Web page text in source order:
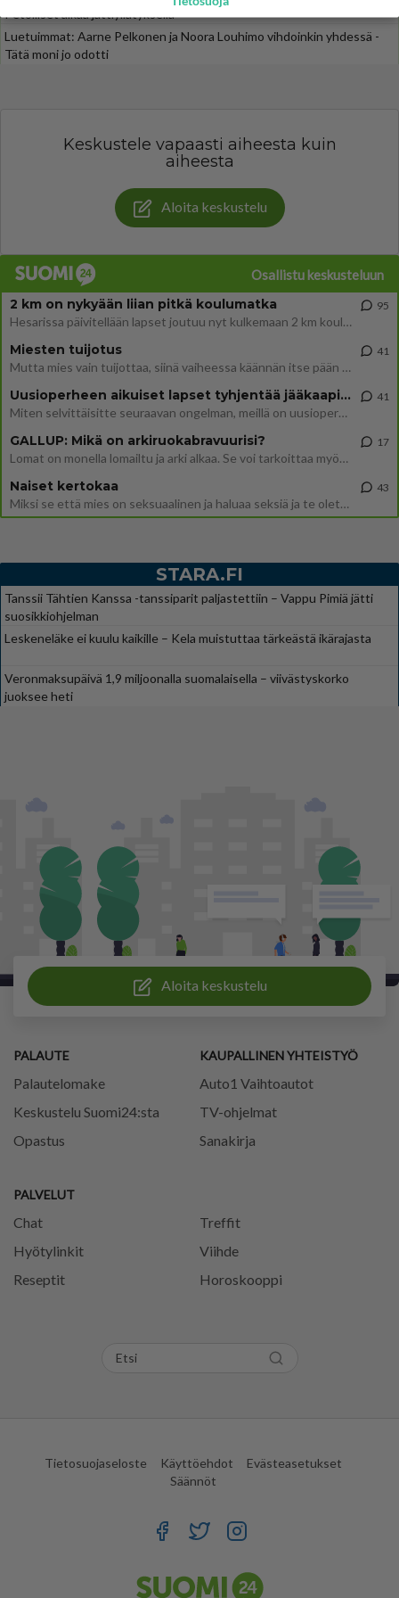
Petolliset alkaa jättiyllätyksellä
Luetuimmat: Aarne Pelkonen ja Noora Louhimo vihdoinkin yhdessä -
Tätä moni jo odotti
Keskustele vapaasti aiheesta kuin
aiheesta
Aloita keskustelu
Osallistu keskusteluun
2 km on nykyään liian pitkä koulumatka
Hesarissa päivitellään lapset joutuu nyt kulkemaan 2 km kouluun jösses. Ruostefillarilla tuo matka menee vaikka miten äk
95
Miesten tuijotus
Mutta mies vain tuijottaa, siinä vaiheessa käännän itse pään pois. Mikä juttu? Yleensä jos joku tuijottaa tai katsoo, hä
41
Uusioperheen aikuiset lapset tyhjentää jääkaapin käydessään
Miten selvittäisitte seuraavan ongelman, meillä on uusioperhe, minulla teini-ikäiset lapset ja puolisolla aikuiset, jotk
41
GALLUP: Mikä on arkiruokabravuurisi?
Lomat on monella lomailtu ja arki alkaa. Se voi tarkoittaa myös sitä, että grillailut on grillattu ja palataan arjen ruo
17
Naiset kertokaa
Miksi se että mies on seksuaalinen ja haluaa seksiä ja te olette hänen mielestänne haluttava on vastenmielistä? Mikä sii
43
STARA.FI
Tanssii Tähtien Kanssa -tanssiparit paljastettiin – Vappu Pimiä jätti
suosikkiohjelman
Leskeneläke ei kuulu kaikille – Kela muistuttaa tärkeästä ikärajasta
Veronmaksupäivä 1,9 miljoonalla suomalaisella – viivästyskorko
juoksee heti
Aloita keskustelu
PALAUTE
Palautelomake
Keskustelu Suomi24:sta
Opastus
PALVELUT
Chat
Treffit
Hyötylinkit
Viihde
Reseptit
Horoskooppi
KAUPALLINEN YHTEISTYÖ
Auto1 Vaihtoautot
TV-ohjelmat
Sanakirja
Tietosuojaseloste Käyttöehdot
Evästeasetukset
Säännöt